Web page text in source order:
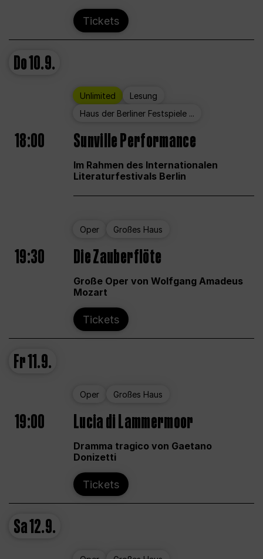
Tickets
Do10.9.
Unlimited
Lesung
Haus der Berliner Festspiele ...
18:00 Sunville Performance
Im Rahmen des Internationalen
Literaturfestivals Berlin
Oper Großes Haus
19:30 Die Zauberflöte
Große Oper von Wolfgang Amadeus
Mozart
Tickets
Fr11.9.
Oper Großes Haus
19:00 Lucia di Lammermoor
Dramma tragico von Gaetano
Donizetti
Tickets
Sa12.9.